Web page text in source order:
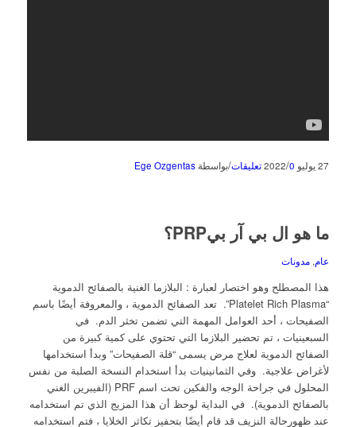
27 يوليو 2022 /0 تعليقات /بواسطة Ege Ozgentas
ما هو ال بي آر بيPRP؟
عام, مدونات
هذا المصطلح وهو اختصار لعبارة : البلازما الغنية بالصفائح الدموية
“Platelet Rich Plasma”. تعد الصفائح الدموية ، والمعروفة أيضًا باسم
الصفيحات ، أحد العوامل المهمة التي تضمن تخثر الدم. في
السبعينيات ، تم تحضير البلازما التي تحتوي على كمية كبيرة من
الصفائح الدموية لعلاج مرض يسمى “قلة الصفيحات” وبدأ استخدامها
لأغراض علاجية. وفي الثمانينيات بدأ استخدام النسخة الصلبة من نفس
المحلول في جراحة الوجه والفكين تحت اسم PRF (الفيبرين الغني
بالصفائح الدموية). في البداية لوحظ أن هذا المزيج الذي تم استخدامه
عند ظهورحالة النزيف قد قام أيضًا بتحفيز تكاثر الخلايا ، فتم استخدامه